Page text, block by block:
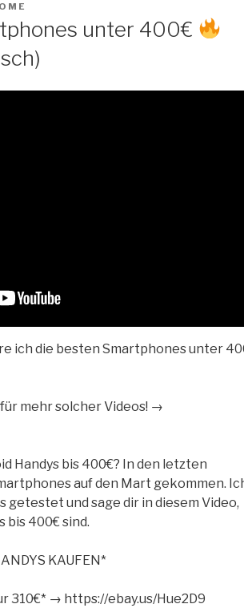
unter 400€
ich die besten Smartphones unter
mehr solcher Videos! →
Handys bis 400€? In den letzten
auf den Mart gekommen.
getestet und sage dir in diesem Video,
bis 400€ sind.
KAUFEN*
310€* → https://ebay.us/Hue2D9